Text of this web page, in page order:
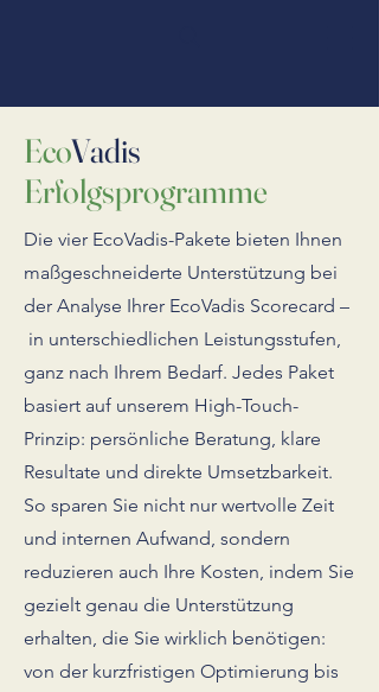
EcoVadis
Erfolgsprogramme
Die vier EcoVadis-Pakete bieten Ihnen
maßgeschneiderte Unterstützung bei
der Analyse Ihrer EcoVadis Scorecard –
in unterschiedlichen Leistungsstufen,
ganz nach Ihrem Bedarf. Jedes Paket
basiert auf unserem High-Touch-
Prinzip: persönliche Beratung, klare
Resultate und direkte Umsetzbarkeit.
So sparen Sie nicht nur wertvolle Zeit
und internen Aufwand, sondern
reduzieren auch Ihre Kosten, indem Sie
gezielt genau die Unterstützung
erhalten, die Sie wirklich benötigen:
von der kurzfristigen Optimierung bis